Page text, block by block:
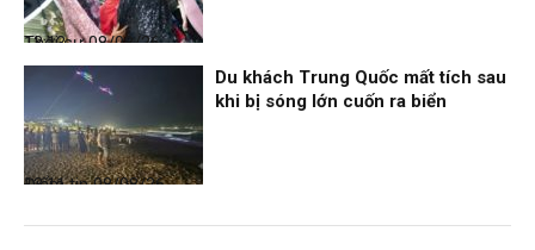
Thời sự
08/08/26, 13:13
Điểm tin
08/08/26, 13:11
Du khách Trung Quốc mất tích sau
khi bị sóng lớn cuốn ra biển